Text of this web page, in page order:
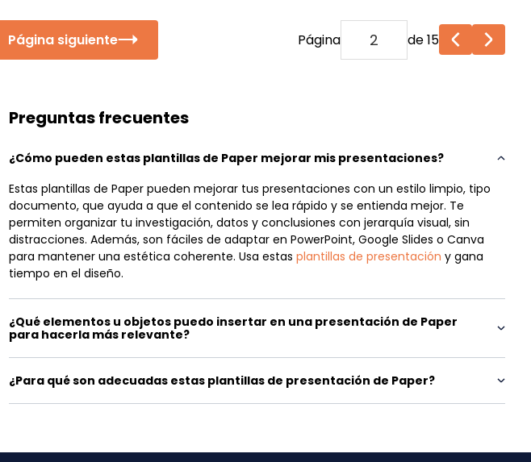
Página siguiente Página de 15
Preguntas frecuentes
¿Cómo pueden estas plantillas de Paper mejorar mis presentaciones?
Estas plantillas de Paper pueden mejorar tus presentaciones con un estilo limpio, tipo
documento, que ayuda a que el contenido se lea rápido y se entienda mejor. Te
permiten organizar tu investigación, datos y conclusiones con jerarquía visual, sin
distracciones. Además, son fáciles de adaptar en PowerPoint, Google Slides o Canva
para mantener una estética coherente. Usa estas plantillas de presentación y gana
tiempo en el diseño.
¿Qué elementos u objetos puedo insertar en una presentación de Paper
para hacerla más relevante?
¿Para qué son adecuadas estas plantillas de presentación de Paper?